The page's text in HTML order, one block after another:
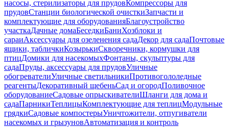
насосы, стерилизаторы для прудовКомпрессоры для
прудовСтанции биологической очисткиЗапчасти и
комплектующие для оборудованияБлагоустройство
участкаДачные домаБеседкиБаниХозблоки и
сараиАксессуары для озеленения садаДекор для садаПочтовые
ящики, табличкиКозырькиСкворечники, кормушки для
птицДомики для насекомыхФонтаны, скульптуры для
садаПруды, аксессуары для прудовУличные
обогревателиУличные светильникиПротивогололедные
реагентыДекоративный щебеньСад и огородПоливочное
оборудованиеСадовые опрыскивателиШланги для дома и
садаПарникиТеплицыКомплектующие для теплицМодульные
грядкиСадовые компостерыУничтожители, отпугиватели
насекомых и грызуновАвтоматизация и контроль